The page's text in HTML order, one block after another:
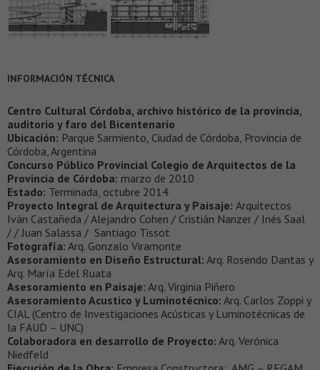
INFORMACIÓN TÉCNICA
Centro Cultural Córdoba, archivo histórico de la provincia,
auditorio y faro del Bicentenario
Ubicación: Parque Sarmiento, Ciudad de Córdoba, Provincia de
Córdoba, Argentina
Concurso Público Provincial Colegio de Arquitectos de la
Provincia de Córdoba: marzo de 2010
Estado: Terminada, octubre 2014
Proyecto Integral de Arquitectura y Paisaje: Arquitectos
Iván Castañeda / Alejandro Cohen / Cristián Nanzer / Inés Saal
/ / Juan Salassa / Santiago Tissot
Fotografía: Arq. Gonzalo Viramonte
Asesoramiento en Diseño Estructural: Arq. Rosendo Dantas y
Arq. María Edel Ruata
Asesoramiento en Paisaje: Arq. Virginia Piñero
Asesoramiento Acustico y Luminotécnico: Arq. Carlos Zoppi y
CIAL (Centro de Investigaciones Acústicas y Luminotécnicas de
la FAUD – UNC)
Colaboradora en desarrollo de Proyecto: Arq. Verónica
Niedfeld